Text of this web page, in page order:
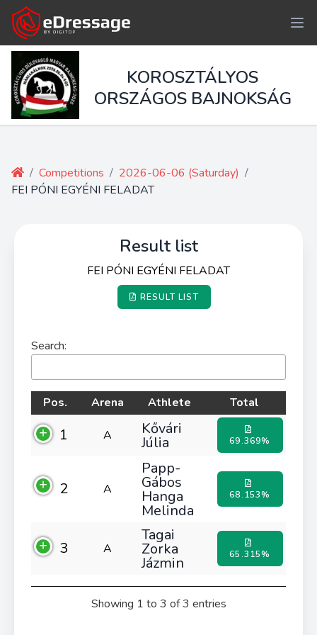
KOROSZTÁLYOS
ORSZÁGOS BAJNOKSÁG
/ Competitions / 2026-06-06 (Saturday) /
FEI PÓNI EGYÉNI FELADAT
Result list
FEI PÓNI EGYÉNI FELADAT
RESULT LIST
Search:
Pos. Arena Athlete Total
1 A Kővári
Júlia 69.369%
2 A
Papp-
Gábos
Hanga
Melinda
68.153%
3 A
Tagai
Zorka
Jázmin 65.315%
Showing 1 to 3 of 3 entries